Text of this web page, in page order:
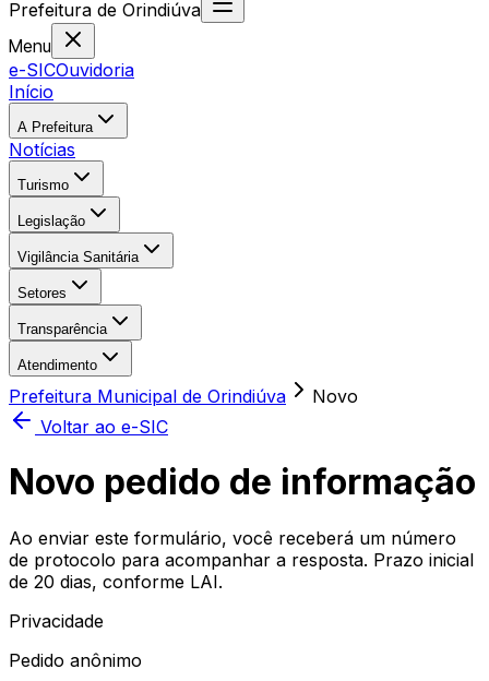
Prefeitura de Orindiúva
Menu
e-SICOuvidoria
Início
A Prefeitura
Notícias
Turismo
Legislação
Vigilância Sanitária
Setores
Transparência
Atendimento
Prefeitura Municipal de Orindiúva
Novo
Voltar ao e-SIC
Novo pedido de informação
Ao enviar este formulário, você receberá um número
de protocolo para acompanhar a resposta. Prazo inicial
de 20 dias, conforme LAI.
Privacidade
Pedido anônimo